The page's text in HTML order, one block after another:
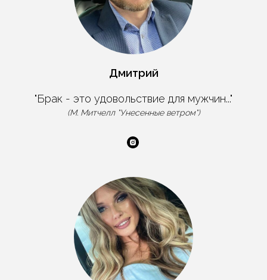
Дмитрий
"Брак - это удовольствие для мужчин..."
(М. Митчелл "Унесенные ветром")